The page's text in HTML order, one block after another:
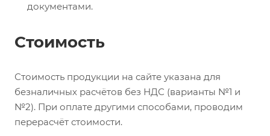
документами.
Стоимость
Стоимость продукции на сайте указана для
безналичных расчётов без НДС (варианты №1 и
№2). При оплате другими способами, проводим
перерасчёт стоимости.